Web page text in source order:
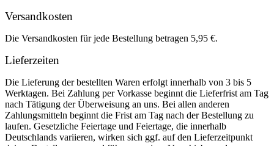
Versandkosten
Die Versandkosten für jede Bestellung betragen 5,95 €.
Lieferzeiten
Die Lieferung der bestellten Waren erfolgt innerhalb von 3 bis 5
Werktagen. Bei Zahlung per Vorkasse beginnt die Lieferfrist am Tag
nach Tätigung der Überweisung an uns. Bei allen anderen
Zahlungsmitteln beginnt die Frist am Tag nach der Bestellung zu
laufen. Gesetzliche Feiertage und Feiertage, die innerhalb
Deutschlands variieren, wirken sich ggf. auf den Lieferzeitpunkt